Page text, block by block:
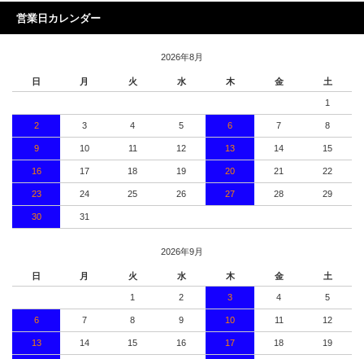
営業日カレンダー
2026年8月
日 月 火 水 木 金 土
1
2 3 4 5 6 7 8
9 10 11 12 13 14 15
16 17 18 19 20 21 22
23 24 25 26 27 28 29
30 31
2026年9月
日 月 火 水 木 金 土
1 2 3 4 5
6 7 8 9 10 11 12
13 14 15 16 17 18 19